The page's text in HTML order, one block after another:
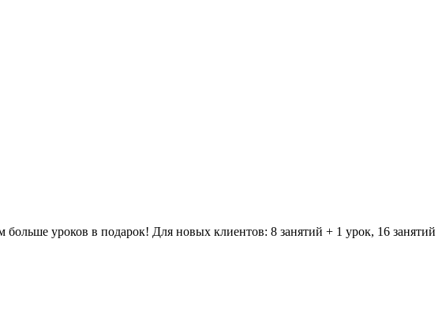
уроков в подарок! Для новых клиентов: 8 занятий + 1 урок, 16 занятий